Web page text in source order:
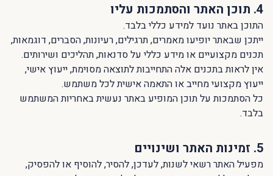
4. תוכן האתר והסתמכות עליו
התוכן באתר נועד למידע כללי בלבד.
ייתכן שבאתר יופיעו מאמרים, תרגילים, רעיונות, הסברים, דוגמאות,
תכנים מקצועיים או מידע כללי על סדנאות, תהליכים ושירותים.
אין לראות בתכנים אלה התחייבות לתוצאה מסוימת, ייעוץ אישי,
ייעוץ מקצועי מחייב או התאמה אישית לכל משתמש.
כל הסתמכות על תוכן המופיע באתר נעשית באחריות המשתמש
בלבד.
5. זמינות האתר ושינויים
מפעיל האתר רשאי לשנות, לעדכן, להסיר, להוסיף או להפסיק,